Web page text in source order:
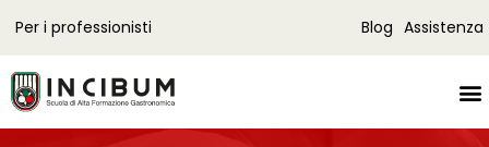
Per i professionisti Blog Assistenza